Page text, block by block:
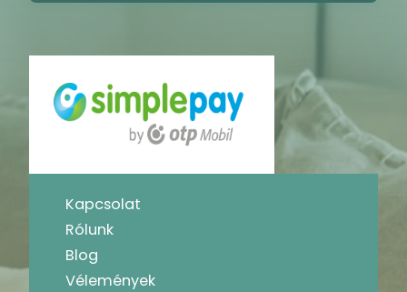
Kapcsolat
Rólunk
Blog
Vélemények